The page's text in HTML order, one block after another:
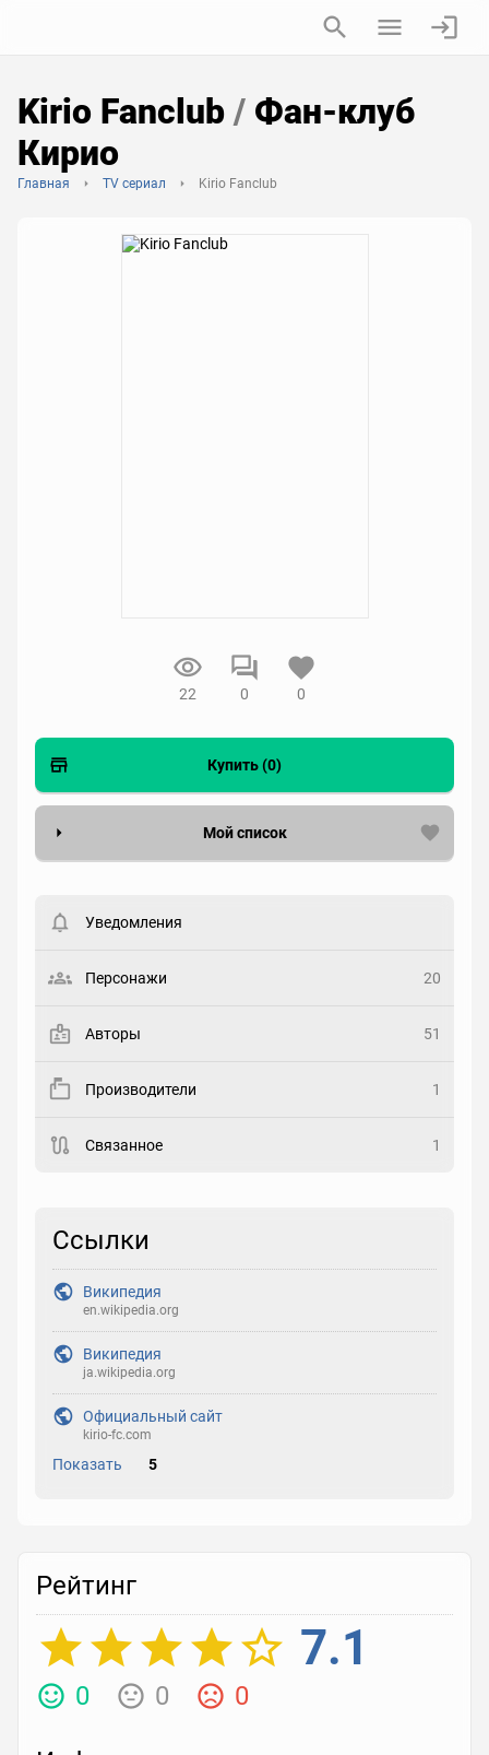
Kirio Fanclub / Фан-клуб
Кирио
Главная TV сериал Kirio Fanclub
22 0 0
Купить (0)
Мой список
Статус
Рейтинг
Реакция
Уведомления
Персонажи 20
Авторы 51
Производители 1
Связанное 1
Ссылки
Википедия
en.wikipedia.org
Википедия
ja.wikipedia.org
Официальный сайт
kirio-fc.com
Показать 5
Рейтинг
7.1
0 0 0